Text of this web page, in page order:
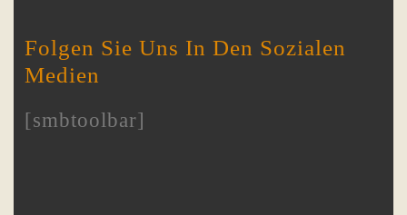
Folgen Sie Uns In Den Sozialen
Medien
[smbtoolbar]